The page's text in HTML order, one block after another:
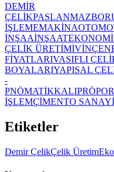
DEMİR
ÇELİKPASLANMAZ
İŞLEMEMAKİNA
İNŞAAİNŞAATEKONOMİ
ÇELİK ÜRETİMİVİNÇ
FİYATLARIVASIFLI
BOYALARIYAPISAL
-
PNÖMATİKKALIP
İŞLEMÇİMENTO SANAYİ
Etiketler
Demir ÇelikÇelik Üretim